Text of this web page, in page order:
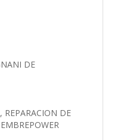
DE
REPARACION DE